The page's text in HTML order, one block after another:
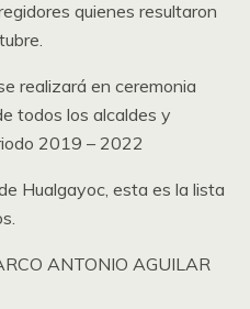
quienes resultaron
realizará en ceremonia
todos los alcaldes y
2019 – 2022
Hualgayoc, esta es la lista
ANTONIO AGUILAR